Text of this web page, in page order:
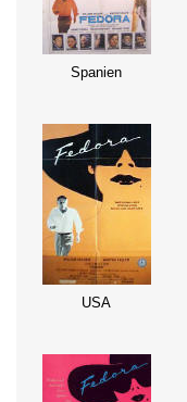
Spanien
USA